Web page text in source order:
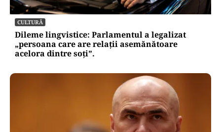
ACTUALITATE
Retter, gata cu 7 luni înainte de termen pe A0
Nord. Care este situația reală a descărcărilor